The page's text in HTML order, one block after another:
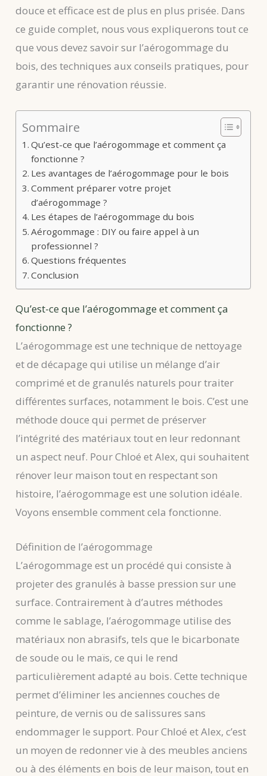
douce et efficace est de plus en plus prisée. Dans
ce guide complet, nous vous expliquerons tout ce
que vous devez savoir sur l’aérogommage du
bois, des techniques aux conseils pratiques, pour
garantir une rénovation réussie.
Sommaire
Qu’est-ce que l’aérogommage et comment ça
fonctionne ?
Les avantages de l’aérogommage pour le bois
Comment préparer votre projet
d’aérogommage ?
Les étapes de l’aérogommage du bois
Aérogommage : DIY ou faire appel à un
professionnel ?
Questions fréquentes
Conclusion
Qu’est-ce que l’aérogommage et comment ça
fonctionne ?
L’aérogommage est une technique de nettoyage
et de décapage qui utilise un mélange d’air
comprimé et de granulés naturels pour traiter
différentes surfaces, notamment le bois. C’est une
méthode douce qui permet de préserver
l’intégrité des matériaux tout en leur redonnant
un aspect neuf. Pour Chloé et Alex, qui souhaitent
rénover leur maison tout en respectant son
histoire, l’aérogommage est une solution idéale.
Voyons ensemble comment cela fonctionne.
Définition de l’aérogommage
L’aérogommage est un procédé qui consiste à
projeter des granulés à basse pression sur une
surface. Contrairement à d’autres méthodes
comme le sablage, l’aérogommage utilise des
matériaux non abrasifs, tels que le bicarbonate
de soude ou le maïs, ce qui le rend
particulièrement adapté au bois. Cette technique
permet d’éliminer les anciennes couches de
peinture, de vernis ou de salissures sans
endommager le support. Pour Chloé et Alex, c’est
un moyen de redonner vie à des meubles anciens
ou à des éléments en bois de leur maison, tout en